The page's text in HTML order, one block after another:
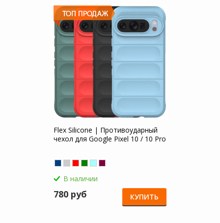
Flex Silicone | Противоударный
чехол для Google Pixel 10 / 10 Pro
В наличии
780 руб КУПИТЬ